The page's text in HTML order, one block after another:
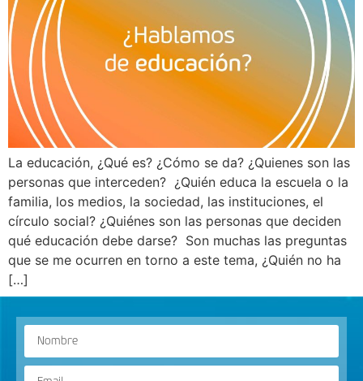
La educación, ¿Qué es? ¿Cómo se da? ¿Quienes son las
personas que interceden? ¿Quién educa la escuela o la
familia, los medios, la sociedad, las instituciones, el
círculo social? ¿Quiénes son las personas que deciden
qué educación debe darse? Son muchas las preguntas
que se me ocurren en torno a este tema, ¿Quién no ha
[…]